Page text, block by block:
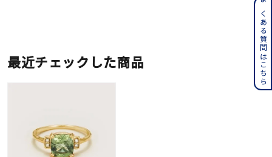
最近チェックした商品 よくある質問はこちら